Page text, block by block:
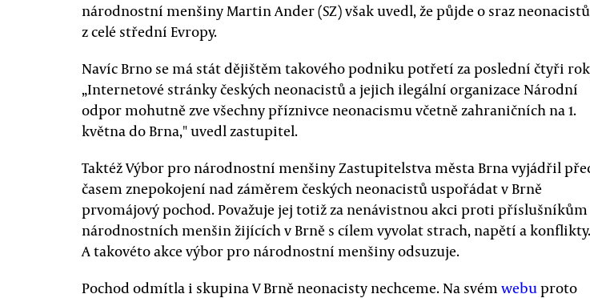
národnostní menšiny Martin Ander (SZ) však uvedl, že půjde o sraz neonacistů
z celé střední Evropy.
Navíc Brno se má stát dějištěm takového podniku potřetí za poslední čtyři
„Internetové stránky českých neonacistů a jejich ilegální organizace Národní
odpor mohutně zve všechny příznivce neonacismu včetně zahraničních na 1.
května do Brna," uvedl zastupitel.
Taktéž Výbor pro národnostní menšiny Zastupitelstva města Brna vyjádřil
časem znepokojení nad záměrem českých neonacistů uspořádat v Brně
prvomájový pochod. Považuje jej totiž za nenávistnou akci proti příslušníkům
národnostních menšin žijících v Brně s cílem vyvolat strach, napětí a konflikty.
A takovéto akce výbor pro národnostní menšiny odsuzuje.
Pochod odmítla i skupina V Brně neonacisty nechceme. Na svémwebuproto